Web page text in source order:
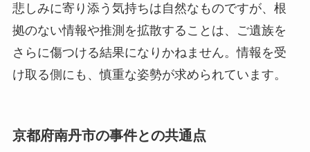
悲しみに寄り添う気持ちは自然なものですが、根
拠のない情報や推測を拡散することは、ご遺族を
さらに傷つける結果になりかねません。情報を受
け取る側にも、慎重な姿勢が求められています。
京都府南丹市の事件との共通点